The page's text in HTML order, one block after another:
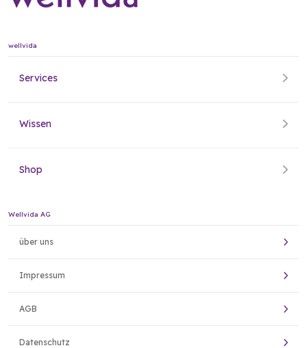
wellvida
Services
Wissen
Shop
Wellvida AG
über uns
Impressum
AGB
Datenschutz